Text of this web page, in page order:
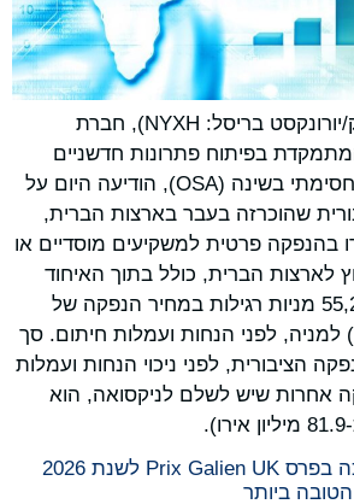
Nyxoah SA (נאסד"ק/יורונקסט בריסל: NYXH), חברת
המתמקדת בפיתוח פתרונות חדשניים
לטיפול בדום נשימה חסימתי בשינה (OSA), הודיעה היום על
שהוכרזה בעבר בארצות הברית,
בהנפקה פרטית למשקיעים מוסדיים או
לארצות הברית, כולל בתוך האיחוד
האירופי, של 55,232,558 מניות רגילות במחיר הנפקה של
(1.48 אירו) למניה, לפני הנחות ועמלות חיתום. סך
הציבורית, לפני ניכוי הנחות ועמלות
אחרות שיש לשלם לניקסואה, הוא
ג'ניו® של Nyxoah זכה בפרס Prix Galien UK לשנת 2026
הטובה ביותר